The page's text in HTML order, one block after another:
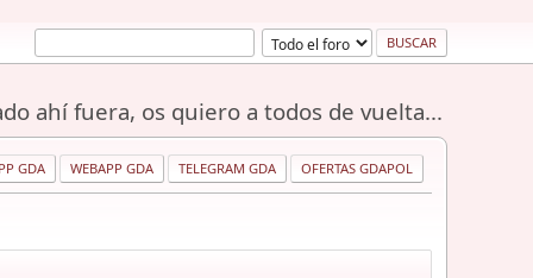
ahí fuera, os quiero a todos de vuelta...
GDA WEBAPP GDA TELEGRAM GDA OFERTAS GDAPOL